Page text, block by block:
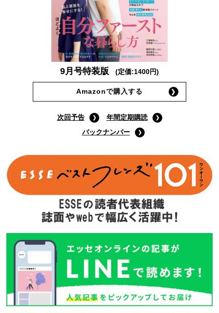
9月号特装版 (定価:1400円)
Amazonで購入する
次回予告
年間定期購読
バックナンバー